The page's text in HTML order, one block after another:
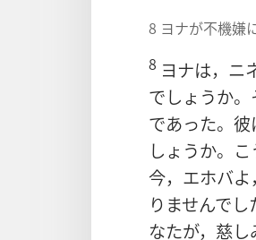
8 ヨナが不機嫌
8 ヨナは，ニ
でしょうか
であった。
しょうか。
今，エホバ
りませんで
なたが，慈